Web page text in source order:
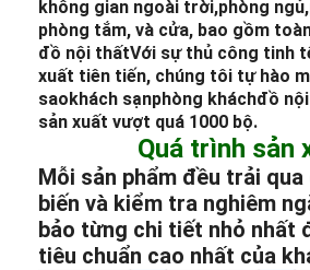
không gian ngoài trời,phòng ngủ,
phòng tắm, và cửa, bao gồm
đồ nội thấtVới sự thủ công tinh
xuất tiên tiến, chúng tôi tự hào
saokhách sạnphòng kháchđồ
sản xuất vượt quá 1000 bộ.
Quá trình sản
Mỗi sản phẩm đều trải
biến và kiểm tra nghiêm
bảo từng chi tiết nhỏ nhất
tiêu chuẩn cao nhất của